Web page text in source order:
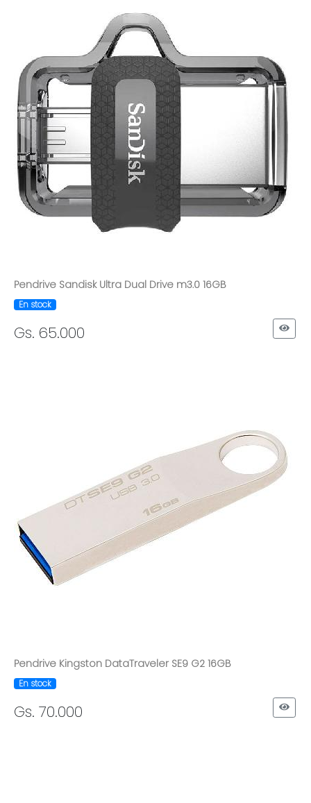
Pendrive Sandisk Ultra Dual Drive m3.0 16GB
En stock
Gs. 65.000
Pendrive Kingston DataTraveler SE9 G2 16GB
En stock
Gs. 70.000